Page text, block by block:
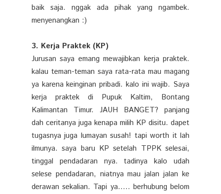
baik saja. nggak ada pihak yang ngambek.
menyenangkan :)
3. Kerja Praktek (KP)
Jurusan saya emang mewajibkan kerja praktek.
kalau teman-teman saya rata-rata mau magang
ya karena keinginan pribadi. kalo ini wajib. Saya
kerja praktek di Pupuk Kaltim, Bontang
Kalimantan Timur. JAUH BANGET? panjang
dah ceritanya juga kenapa milih KP disitu. dapet
tugasnya juga lumayan susah! tapi worth it lah
ilmunya. saya baru KP setelah TPPK selesai,
tinggal pendadaran nya. tadinya kalo udah
selese pendadaran, niatnya mau jalan jalan ke
derawan sekalian. Tapi ya..... berhubung belom